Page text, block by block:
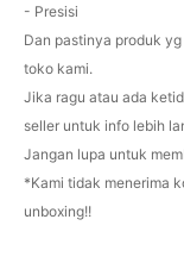
- Presisi
Dan pastinya produk
toko kami.
Jika ragu atau ada
seller untuk info lebih
Jangan lupa untuk
*Kami tidak menerima
unboxing!!